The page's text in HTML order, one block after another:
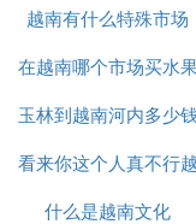
越南有什么特殊市场
在越南哪个市场买水
最便宜
玉林到越南河内多少
看来你这个人真不行越
南语怎么说
什么是越南文化